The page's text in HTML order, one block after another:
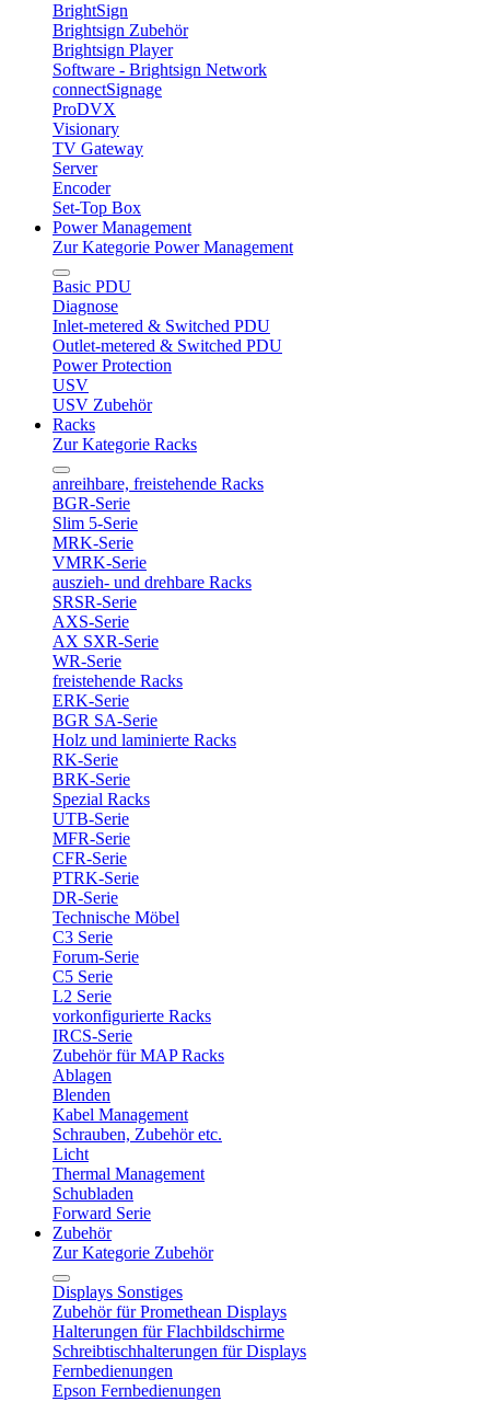
BrightSign
Brightsign Zubehör
Brightsign Player
Software - Brightsign Network
connectSignage
ProDVX
Visionary
TV Gateway
Server
Encoder
Set-Top Box
Power Management
Zur Kategorie Power Management
Basic PDU
Diagnose
Inlet-metered & Switched PDU
Outlet-metered & Switched PDU
Power Protection
USV
USV Zubehör
Racks
Zur Kategorie Racks
anreihbare, freistehende Racks
BGR-Serie
Slim 5-Serie
MRK-Serie
VMRK-Serie
auszieh- und drehbare Racks
SRSR-Serie
AXS-Serie
AX SXR-Serie
WR-Serie
freistehende Racks
ERK-Serie
BGR SA-Serie
Holz und laminierte Racks
RK-Serie
BRK-Serie
Spezial Racks
UTB-Serie
MFR-Serie
CFR-Serie
PTRK-Serie
DR-Serie
Technische Möbel
C3 Serie
Forum-Serie
C5 Serie
L2 Serie
vorkonfigurierte Racks
IRCS-Serie
Zubehör für MAP Racks
Ablagen
Blenden
Kabel Management
Schrauben, Zubehör etc.
Licht
Thermal Management
Schubladen
Forward Serie
Zubehör
Zur Kategorie Zubehör
Displays Sonstiges
Zubehör für Promethean Displays
Halterungen für Flachbildschirme
Schreibtischhalterungen für Displays
Fernbedienungen
Epson Fernbedienungen